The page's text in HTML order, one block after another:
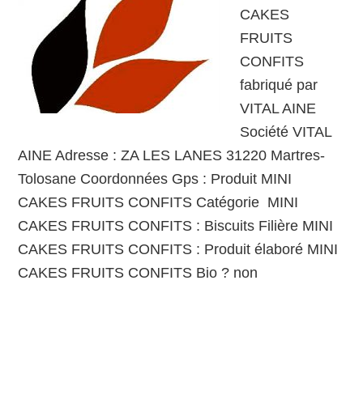
CAKES
FRUITS
CONFITS
fabriqué par
VITAL AINE
Société VITAL
AINE Adresse : ZA LES LANES 31220 Martres-
Tolosane Coordonnées Gps : Produit MINI
CAKES FRUITS CONFITS Catégorie MINI
CAKES FRUITS CONFITS : Biscuits Filière MINI
CAKES FRUITS CONFITS : Produit élaboré MINI
CAKES FRUITS CONFITS Bio ? non